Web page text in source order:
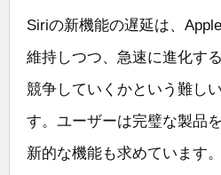
Siriの新機能の遅延は、
維持しつつ、急速に進化す
競争していくかという難し
す。ユーザーは完璧な製品
新的な機能も求めています